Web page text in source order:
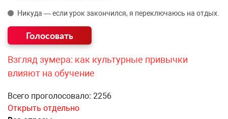
Никуда — если урок закончился, я переключаюсь на отдых.
Взгляд зумера: как культурные привычки
влияют на обучение
Всего проголосовало: 2256
Открыть отдельно